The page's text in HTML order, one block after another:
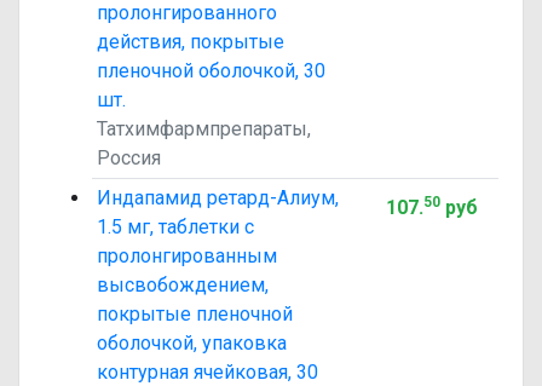
пролонгированного
действия, покрытые
пленочной оболочкой, 30
шт.
Татхимфармпрепараты,
Россия
Индапамид ретард-Алиум,
1.5 мг, таблетки с
пролонгированным
высвобождением,
покрытые пленочной
оболочкой, упаковка
контурная ячейковая, 30
107.50руб